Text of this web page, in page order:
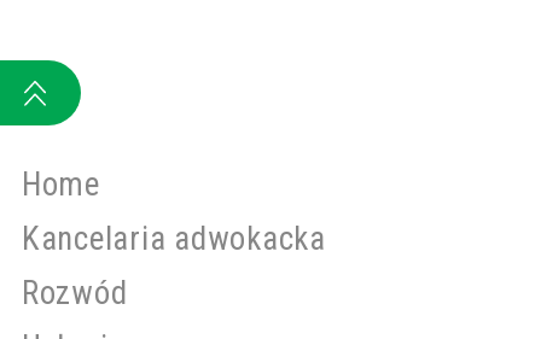
Home
Kancelaria adwokacka
Rozwód